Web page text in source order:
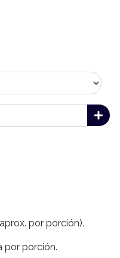
por porción).
por porción.